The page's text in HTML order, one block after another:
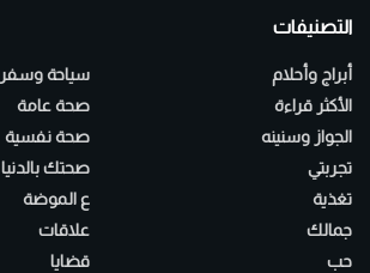
التصنيفات
أبراج وأحلام
الأكثر قراءة
الجواز وسنينه
تجربتي
تغذية
جمالك
حب
سياحة وسفر
صحة عامة
صحة نفسية
صحتك بالدنيا
ع الموضة
علاقات
قضايا